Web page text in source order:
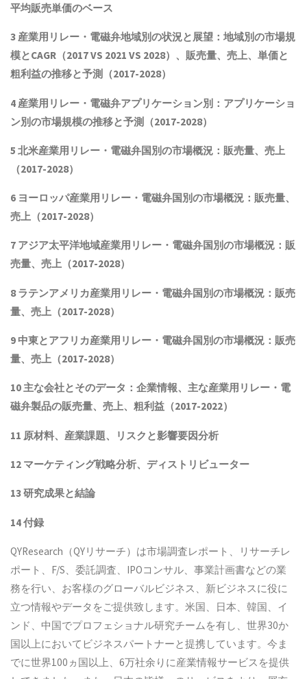
平均販売単価のベース
3 産業用リレー・電磁弁地域別の状況と展望：地域別の市場規
模とCAGR （2017 VS 2021 VS 2028）、販売量、売上、単価と
粗利益の推移と予測（2017-2028）
4 産業用リレー・電磁弁アプリケーション別：アプリケーショ
ン別の市場規模の推移と予測（2017-2028）
5 北米産業用リレー・電磁弁国別の市場概況 ：販売量、売上
（2017-2028）
6 ヨーロッパ産業用リレー・電磁弁国別の市場概況：販売量、
売上（2017-2028）
7 アジア太平洋地域産業用リレー・電磁弁国別の市場概況：販
売量、売上（2017-2028）
8 ラテンアメリカ産業用リレー・電磁弁国別の市場概況：販売
量、売上（2017-2028）
9 中東とアフリカ産業用リレー・電磁弁国別の市場概況：販売
量、売上（2017-2028）
10 主な会社とそのデータ ：企業情報、主な産業用リレー・電
磁弁製品の販売量、売上、粗利益（2017-2022）
11 原材料、産業課題、リスクと影響要因分析
12 マーケティング戦略分析、ディストリビューター
13 研究成果と結論
14 付録
QYResearch（QYリサーチ）は市場調査レポート、リサーチレ
ポート、F/S、委託調査、IPOコンサル、事業計画書などの業
務を行い、お客様のグローバルビジネス、新ビジネスに役に
立つ情報やデータをご提供致します。米国、日本、韓国、イ
ンド、中国でプロフェショナル研究チームを有し、世界30か
国以上においてビジネスパートナーと提携しています。今ま
でに世界100ヵ国以上、6万社余りに産業情報サービスを提供